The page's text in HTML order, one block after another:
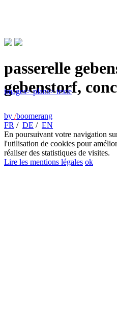
passerelle
gebenstorf,
images> plans> texte
by /boomerang
FR / DE / EN
En poursuivant votre navigation
l'utilisation de cookies pour
réaliser des statistiques de visites.
Lire les mentions légales ok